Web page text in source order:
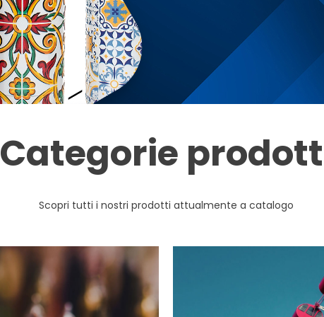
Categorie
Scopri tutti i nostri prodotti attualmente a catalogo